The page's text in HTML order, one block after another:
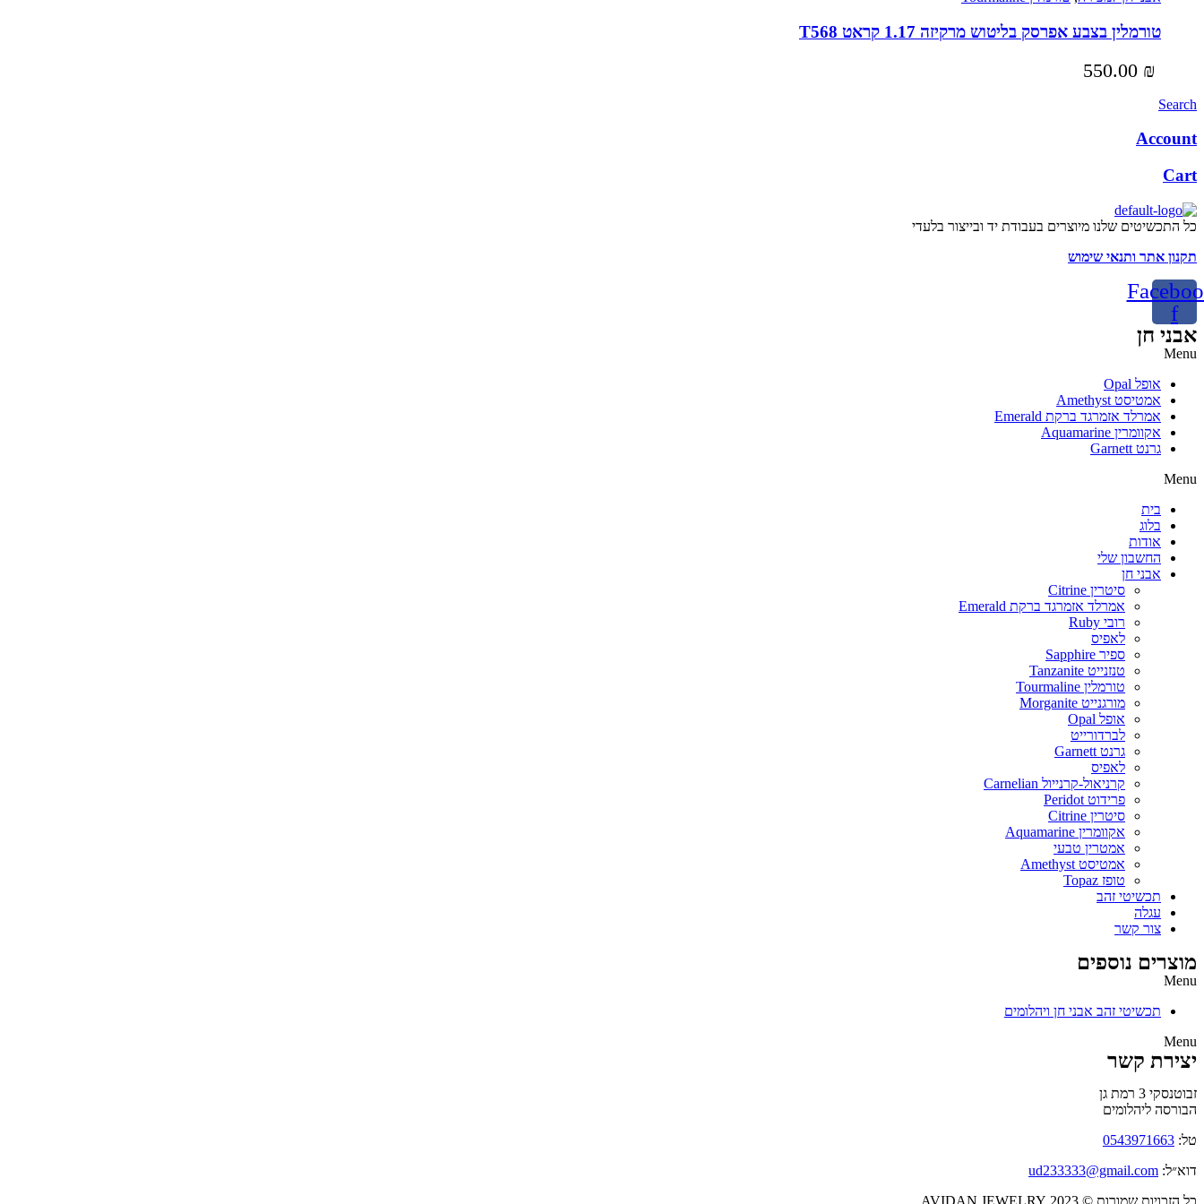
טורמלין בצבע אפרסק בליטוש מרקיזה 1.17 קראט T568
550.00 ₪
Search
Account
Cart
כל התכשיטים שלנו מיוצרים בעבודת יד ובייצור בלעדי
תקנון אתר ותנאי שימוש
f
אבני חן
Menu
אופל Opal
אמטיסט Amethyst
אמרלד אזמרגד ברקת Emerald
אקוומרין Aquamarine
גרנט Garnett
Menu
בית
בלוג
אודות
החשבון שלי
אבני חן
סיטרין Citrine
אמרלד אזמרגד ברקת Emerald
רובי Ruby
לאפיס
ספיר Sapphire
טנזנייט Tanzanite
טורמלין Tourmaline
מורגנייט Morganite
אופל Opal
לברדורייט
גרנט Garnett
לאפיס
קרניאול-קרנייול Carnelian
פרידוט Peridot
סיטרין Citrine
אקוומרין Aquamarine
אמטרין טבעי
אמטיסט Amethyst
טופז Topaz
תכשיטי זהב
עגלה
צור קשר
מוצרים נוספים
Menu
תכשיטי זהב אבני חן ויהלומים
Menu
יצירת קשר
זבוטנסקי 3 רמת גן
הבורסה ליהלומים
טל: 0543971663
דוא״ל: ud233333@gmail.com
כל הזכויות שמורות © 2023 AVIDAN JEWELRY